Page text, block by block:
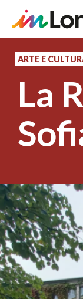
principale
ARTE E
La